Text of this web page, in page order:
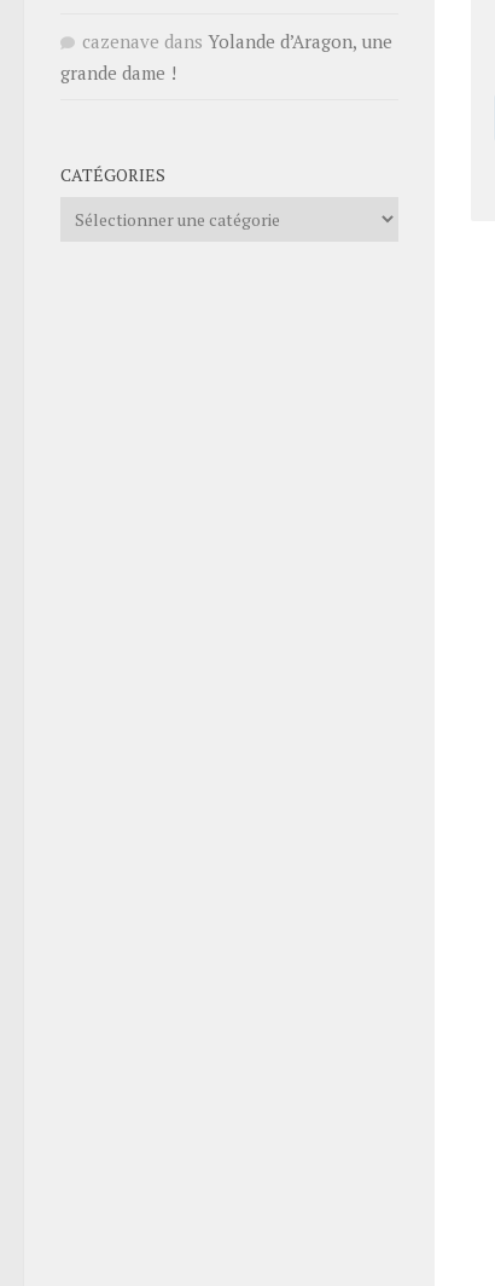
cazenave dans Yolande d’Aragon, une
grande dame !
CATÉGORIES
Catégories